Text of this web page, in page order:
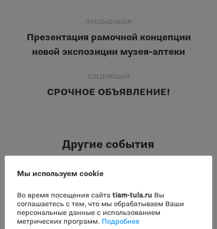
по
записям
ПРЕДЫДУЩАЯ
запись:
Презентация рамочной концепции
новой экспозиции музея-аптеки
СЛЕДУЮЩАЯ
Следующая
СРОЧНОЕ ОБЪЯВЛЕНИЕ!
Другие события
цивилизация». Приглашаем к
участию.
Мы используем cookie
Во время посещения сайта tiam-tula.ru Вы
соглашаетесь с тем, что мы обрабатываем Ваши
персональные данные с использованием
метрических программ.
Подробнее